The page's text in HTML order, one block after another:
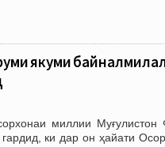
якуми
миллии Муғулистон
ки дар он ҳайати